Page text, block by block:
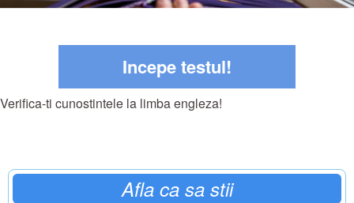
Incepe testul!
Verifica-ti cunostintele la limba engleza!
Afla ca sa stii